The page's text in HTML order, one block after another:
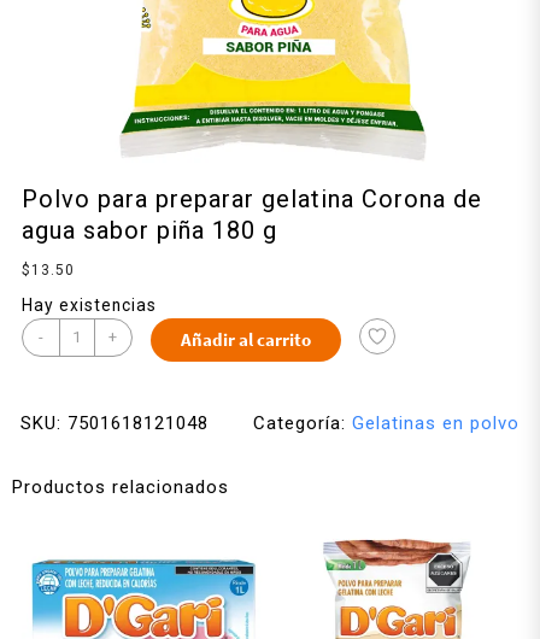
Polvo para preparar gelatina Corona de
agua sabor piña 180 g
$ 13.50
Hay existencias
- + Añadir al carrito
SKU: 7501618121048 Categoría: Gelatinas en polvo
Productos relacionados